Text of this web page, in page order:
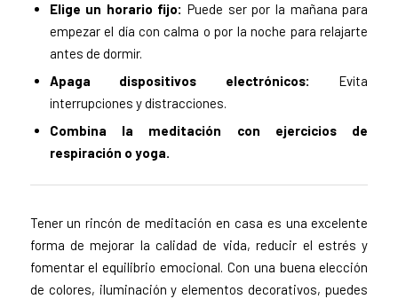
Elige un horario fijo: Puede ser por la mañana para
empezar el día con calma o por la noche para relajarte
antes de dormir.
Apaga dispositivos electrónicos: Evita
interrupciones y distracciones.
Combina la meditación con ejercicios de
respiración o yoga.
Tener un rincón de meditación en casa es una excelente
forma de mejorar la calidad de vida, reducir el estrés y
fomentar el equilibrio emocional. Con una buena elección
de colores, iluminación y elementos decorativos, puedes